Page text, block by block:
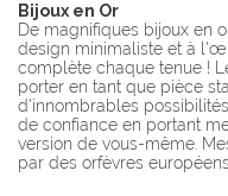
Bijoux en Or
De magnifiques bijoux en
design minimaliste et à
complète chaque tenue !
porter en tant que pièce
d'innombrables
de confiance en portant
version de vous-même.
par des orfèvres